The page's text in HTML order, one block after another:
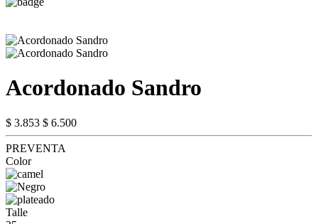
Acordonado Sandro
$ 3.853 $ 6.500
PREVENTA
Color
Talle